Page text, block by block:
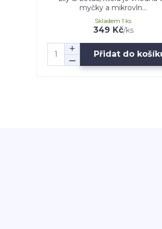
myčky a mikrovln...
349 Kč/ks
Skladem 1 ks
Přidat do